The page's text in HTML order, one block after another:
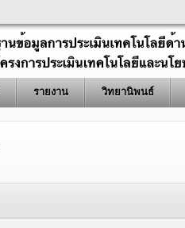
รายงาน วิทยานิพนธ์